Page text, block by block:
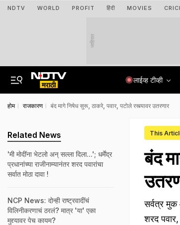
NDTV WORLD PROFIT हिंदी MOVIES
जाहिरात
लाईव्ह टीव्ही
होम राजकारण बंद मागे निषेध सुरू, ठाकरे, पवार, पटोले रस्त्यावर उतरणार
This
बंद
सर्वत्र
शरद
Related News
'मी मोदींना भेटलो अन् सल्ला दिला...'; धर्मेंद्र
प्रधानांच्या राजीनाम्यानंतर शरद पवारांचा
सर्वात मोठा दावा !
NCP News: दोन्ही राष्ट्रवादींचं
विलिनीकरणाचं ठरलं? मात्र 'या' एका
मुद्द्यावर पेच कायम?